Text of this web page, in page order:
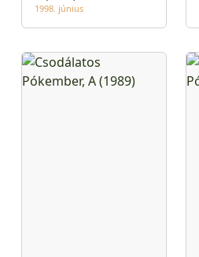
1998. június